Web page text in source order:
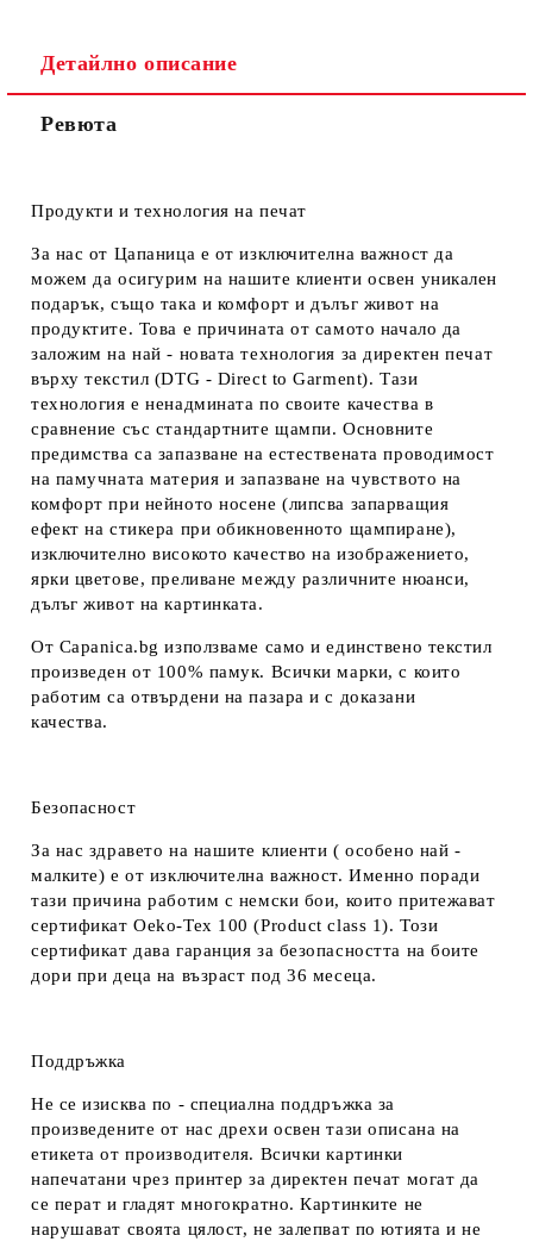
Детайлно описание
Ревюта
Продукти и технология на печат
За нас от Цапаница е от изключителна важност да
можем да осигурим на нашите клиенти освен уникален
подарък, също така и комфорт и дълъг живот на
продуктите. Това е причината от самото начало да
заложим на най - новата технология за директен печат
върху текстил (DTG - Direct to Garment). Тази
технология е ненадмината по своите качества в
сравнение със стандартните щампи. Основните
предимства са запазване на естествената проводимост
на памучната материя и запазване на чувството на
комфорт при нейното носене (липсва запарващия
ефект на стикера при обикновенното щампиране),
изключително високото качество на изображението,
ярки цветове, преливане между различните нюанси,
дълъг живот на картинката.
От Capanica.bg използваме само и единствено текстил
произведен от 100% памук. Всички марки, с които
работим са отвърдени на пазара и с доказани
качества.
Безопасност
За нас здравето на нашите клиенти ( особено най -
малките) е от изключителна важност. Именно поради
тази причина работим с немски бои, които притежават
сертификат Oeko-Tex 100 (Product class 1). Този
сертификат дава гаранция за безопасността на боите
дори при деца на възраст под 36 месеца.
Поддръжка
Не се изисква по - специална поддръжка за
произведените от нас дрехи освен тази описана на
етикета от производителя. Всички картинки
напечатани чрез принтер за директен печат могат да
се перат и гладят многократно. Картинките не
нарушават своята цялост, не залепват по ютията и не